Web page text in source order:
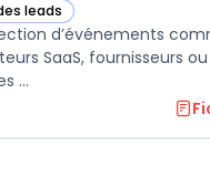
leads
catégorie
d’événements
SaaS, fournisseurs
...